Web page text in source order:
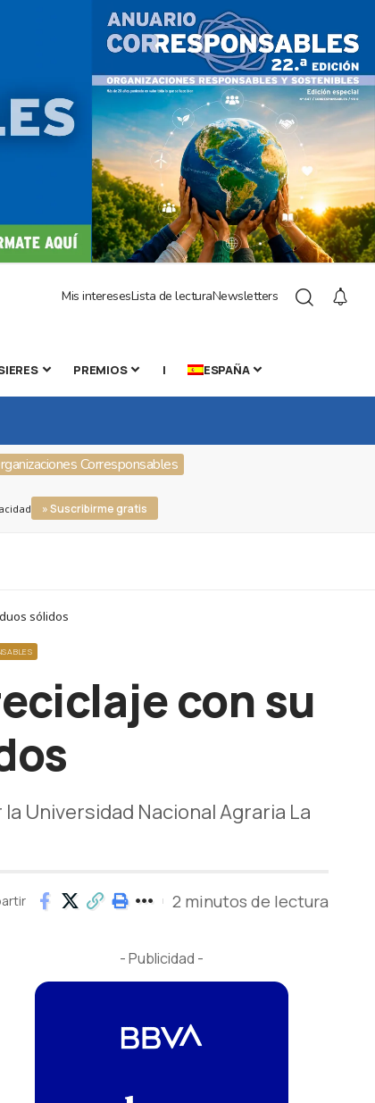
Mis interesesLista de lecturaNewsletters
PREMIOS | ESPAÑA
Corresponsables
» Suscribirme gratis
sólidos
con su
Universidad Nacional Agraria La
2 minutos de lectura
- Publicidad -